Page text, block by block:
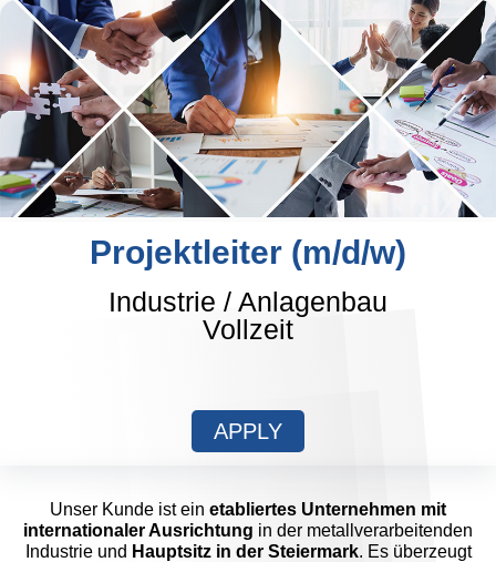
Projektleiter (m/d/w)
Industrie / Anlagenbau
Vollzeit
APPLY
Unser Kunde ist ein etabliertes Unternehmen mit
internationaler Ausrichtung in der metallverarbeitenden
Industrie und Hauptsitz in der Steiermark. Es überzeugt